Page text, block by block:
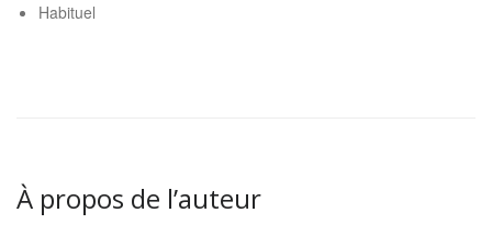
Habituel
À propos de l’auteur